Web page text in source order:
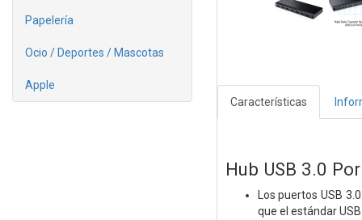
Papelería
Ocio / Deportes / Mascotas
Apple
Características
Hub USB 3.0
Los puertos USB
que el estándar USB